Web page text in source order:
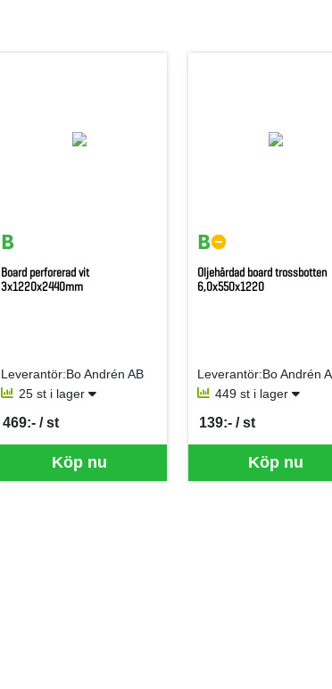
Board perforerad vit
3x1220x2440mm
Leverantör:Bo Andrén AB
25 st i lager
Köp nu
469:- / st
SEK per ST
Oljehärdad board trossbotten
6,0x550x1220
Leverantör:Bo Andrén
449 st i lager
Köp nu
139:- / st
SEK per ST